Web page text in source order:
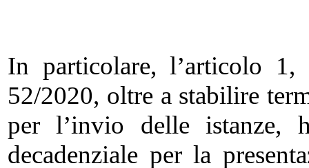
In particolare, l’articolo
52/2020, oltre a stabilire
per l’invio delle istanze,
decadenziale per la